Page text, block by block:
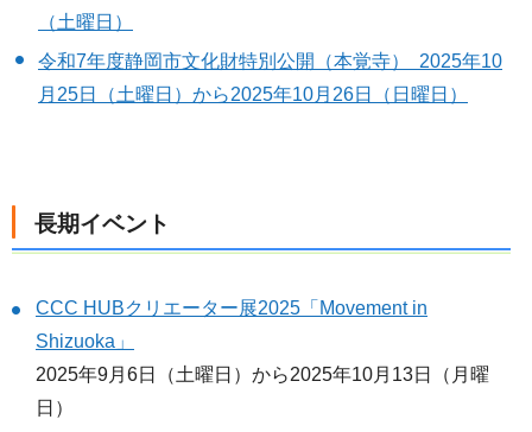
（土曜日）
令和7年度静岡市文化財特別公開（本覚寺） 2025年10
月25日（土曜日）から2025年10月26日（日曜日）
長期イベント
CCC HUBクリエーター展2025「Movement in
Shizuoka」
2025年9月6日（土曜日）から2025年10月13日（月曜
日）